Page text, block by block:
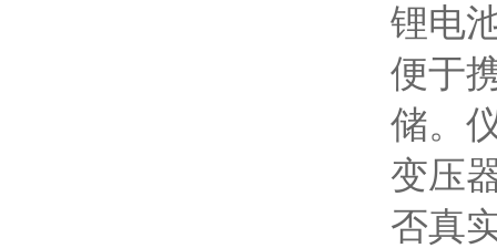
锂电
便于
储。
变压
否真